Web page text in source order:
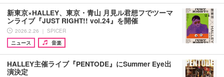
新東京×HALLEY、東京・青山 月見ル君想フでツーマ
ンライブ『JUST RIGHT!! vol.24』を開催
2026.2.26 ｜ SPICER
ニュース
音楽
HALLEY主催ライブ『PENTODE』にSummer Eye出
演決定